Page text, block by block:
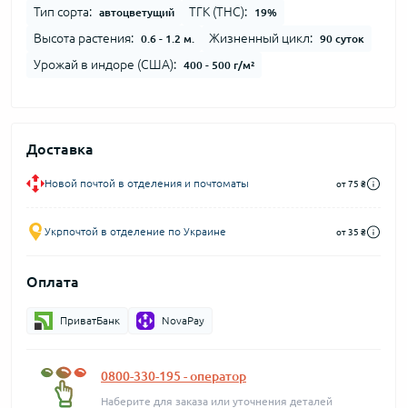
Тип сорта: автоцветущий ТГК (THC): 19%
Высота растения: 0.6 - 1.2 м. Жизненный цикл: 90 суток
Урожай в индоре (США): 400 - 500 г/м²
Доставка
Новой почтой в отделения и почтоматы от 75 ₴
Укрпочтой в отделение по Украине от 35 ₴
Оплата
ПриватБанк NovaPay
0800-330-195 - оператор
Наберите для заказа или уточнения деталей